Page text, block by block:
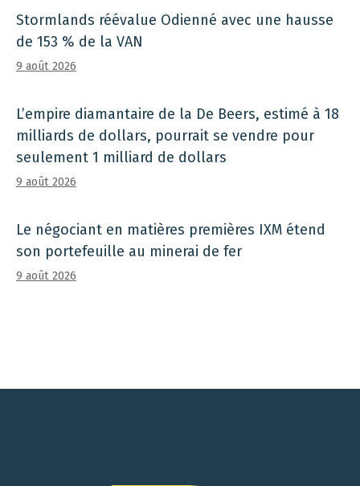
Stormlands réévalue Odienné avec une hausse
de 153 % de la VAN
9 août 2026
L’empire diamantaire de la De Beers, estimé à 18
milliards de dollars, pourrait se vendre pour
seulement 1 milliard de dollars
9 août 2026
Le négociant en matières premières IXM étend
son portefeuille au minerai de fer
9 août 2026